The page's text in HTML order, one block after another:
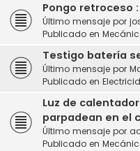
Pongo retroceso
Último mensaje por
Publicado en
Testigo batería
Último mensaje por
Publicado en
Luz de
parpadean en el
Último mensaje por
Publicado en